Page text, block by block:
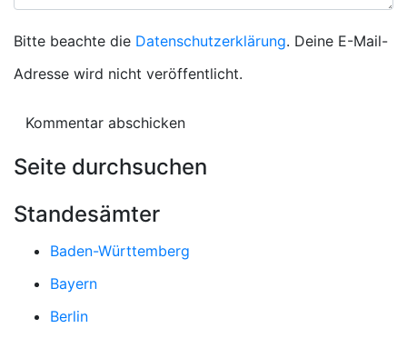
Bitte beachte die Datenschutzerklärung. Deine E-Mail-
Adresse wird nicht veröffentlicht.
Seite durchsuchen
Standesämter
Baden-Württemberg
Bayern
Berlin